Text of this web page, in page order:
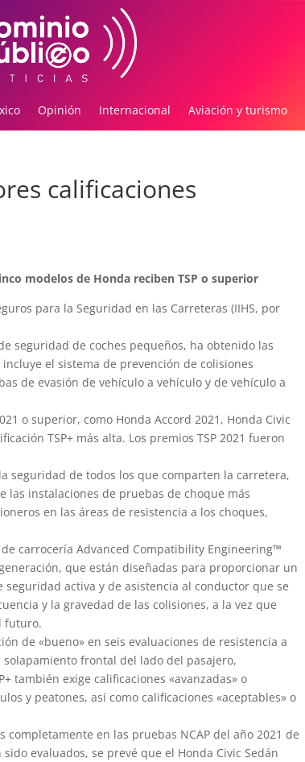
Opinión Internacional Aviación y turismo
calificaciones
modelos de Honda reciben TSP o superior
para la Seguridad en las Carreteras (IIHS, por
seguridad de coches pequeños, ha obtenido las
el sistema de prevención de colisiones
de evasión de vehículo a vehículo y de vehículo a
o superior, como Honda Accord 2021, Honda Civic
TSP+ más alta. Los premios TSP 2021 fueron
seguridad de todos los que comparten la carretera,
las instalaciones de pruebas de choque más
en las áreas de resistencia a los choques,
carrocería Advanced Compatibility Engineering™
que están diseñadas para proporcionar un
activa y de asistencia al conductor que se
y la gravedad de las colisiones, a la vez que
futuro.
de «bueno» en seis evaluaciones de resistencia a
frontal del lado del pasajero,
también exige calificaciones «avanzadas» o
y peatones, así como calificaciones «aceptables» o
en las pruebas NCAP del año 2021 de
evaluados, se prevé que el Honda Civic Sedán